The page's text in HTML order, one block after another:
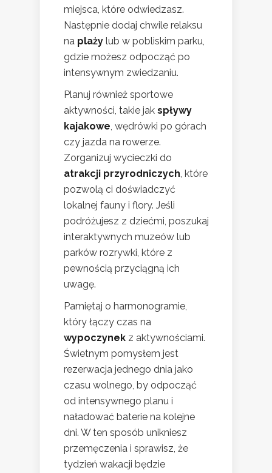
miejsca, które odwiedzasz.
Następnie dodaj chwile relaksu
na plaży lub w pobliskim parku,
gdzie możesz odpocząć po
intensywnym zwiedzaniu.
Planuj również sportowe
aktywności, takie jak spływy
kajakowe , wędrówki po górach
czy jazda na rowerze.
Zorganizuj wycieczki do
atrakcji przyrodniczych , które
pozwolą ci doświadczyć
lokalnej fauny i flory. Jeśli
podróżujesz z dziećmi, poszukaj
interaktywnych muzeów lub
parków rozrywki, które z
pewnością przyciągną ich
uwagę.
Pamiętaj o harmonogramie,
który łączy czas na
wypoczynek z aktywnościami.
Świetnym pomysłem jest
rezerwacja jednego dnia jako
czasu wolnego, by odpocząć
od intensywnego planu i
naładować baterie na kolejne
dni. W ten sposób unikniesz
przemęczenia i sprawisz, że
tydzień wakacji będzie